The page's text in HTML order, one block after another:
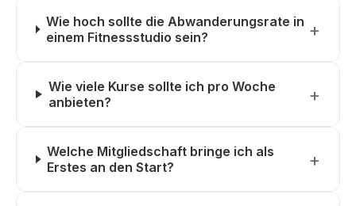
Wie hoch sollte die Abwanderungsrate in
einem Fitnessstudio sein?
Wie viele Kurse sollte ich pro Woche
anbieten?
Welche Mitgliedschaft bringe ich als
Erstes an den Start?